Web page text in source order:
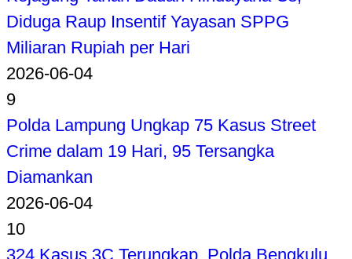
Diduga Raup Insentif Yayasan SPPG
Miliaran Rupiah per Hari
2026-06-04
9
Polda Lampung Ungkap 75 Kasus Street
Crime dalam 19 Hari, 95 Tersangka
Diamankan
2026-06-04
10
324 Kasus 3C Terungkap, Polda Bengkulu